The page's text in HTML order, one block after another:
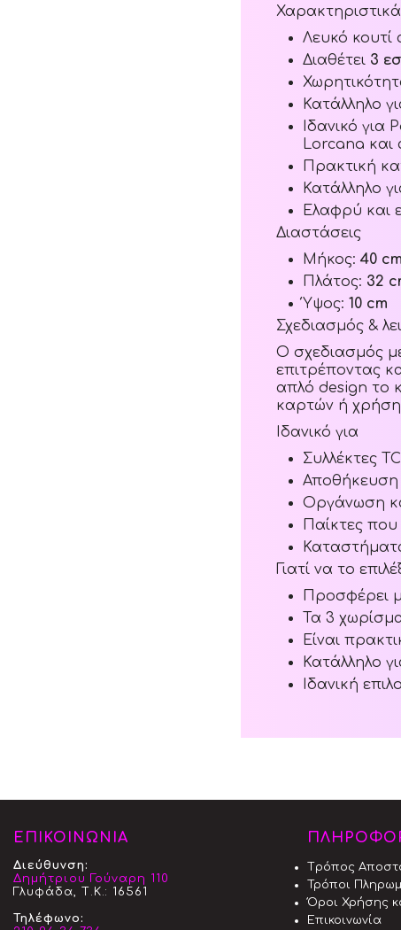
Λευκό
Διαθέτει 3
Κατάλληλο
Ιδανικό για
Lorcana και
Πρακτική
Κατάλληλο
Ελαφρύ και
Διαστάσεις
Μήκος:40 cm
Πλάτος: 32
Ύψος:10 cm
Σχεδιασμός &
Ο σχεδιασμός
επιτρέποντας
απλό design το
καρτών ή
Ιδανικό για
Συλλέκτες
Οργάνωση
Παίκτες που
Γιατί να το
Προσφέρει
Τα 3
Είναι
Κατάλληλο
Ιδανική
ΕΠΙΚΟΙΝΩΝΙΑ
Διεύθυνση:
Δημήτριου Γούναρη 110
Γλυφάδα, Τ.Κ.: 16561
Τηλέφωνο:
Tρόπος
Τρόποι
Όροι Χρήσης
Επικοινωνία